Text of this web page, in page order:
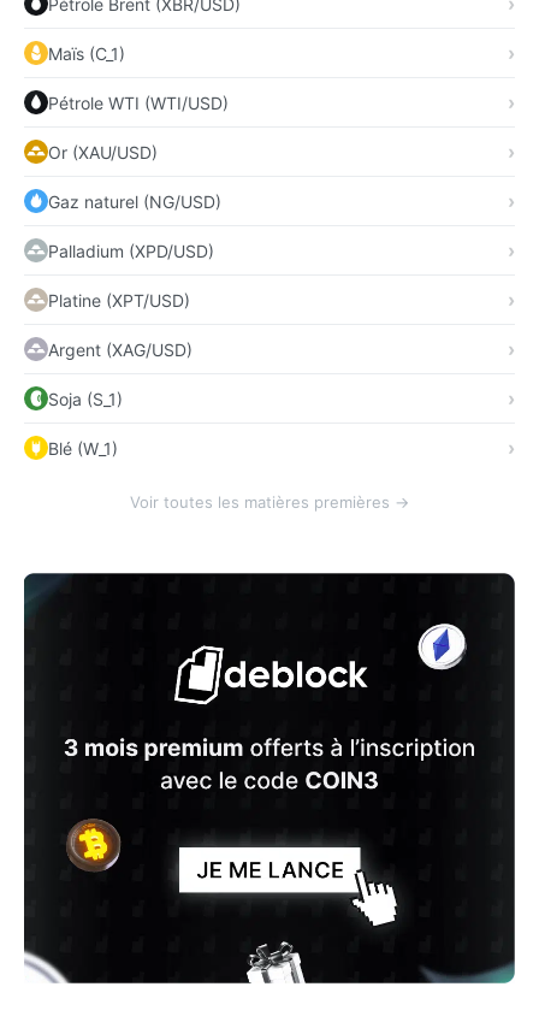
Maïs (C_1)
Pétrole WTI (WTI/USD)
Or (XAU/USD)
Gaz naturel (NG/USD)
Palladium (XPD/USD)
Platine (XPT/USD)
Argent (XAG/USD)
Soja (S_1)
Blé (W_1)
Voir toutes les matières premières →